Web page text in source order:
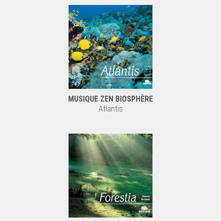
MUSIQUE ZEN BIOSPHÈRE
Atlantis